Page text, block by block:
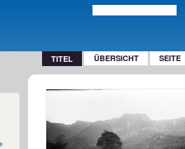
TITEL ÜBERSICHT SEITE